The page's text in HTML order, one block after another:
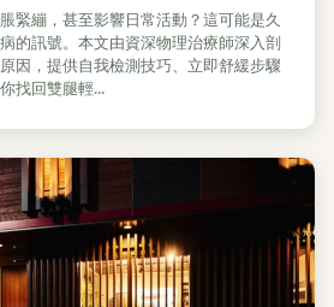
緊繃，甚至影響日常活動？這可能是久
的訊號。本文由資深物理治療師深入剖
因，提供自我檢測技巧、立即舒緩步驟
找回雙腿輕...